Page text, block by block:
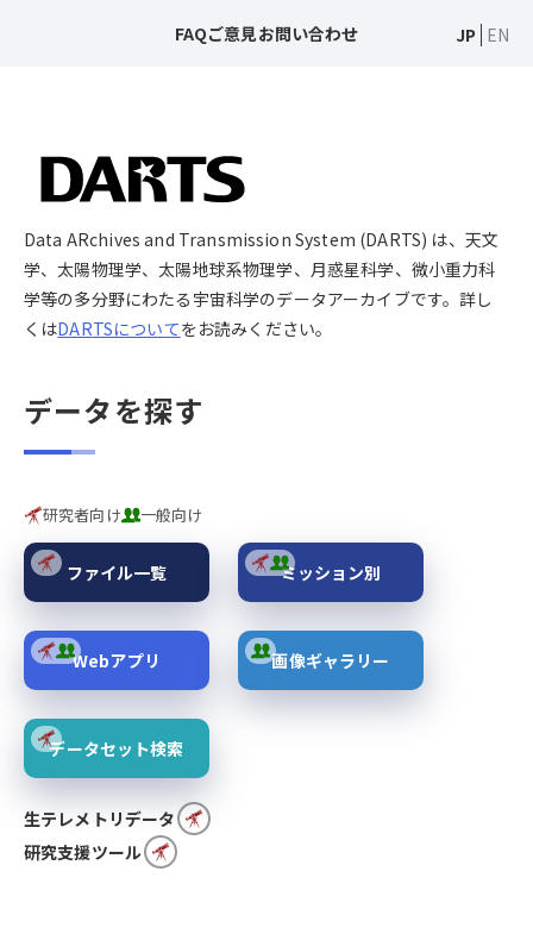
FAQご意見お問い合わせ JP EN
Data ARchives and Transmission System (DARTS) は、天文
学、太陽物理学、太陽地球系物理学、月惑星科学、微小重力科
学等の多分野にわたる宇宙科学のデータアーカイブです。詳し
くはDARTSについてをお読みください。
データを探す
研究者向け 一般向け
ファイル一覧 ミッション別
Webアプリ 画像ギャラリー
データセット検索
生テレメトリデータ
研究支援ツール